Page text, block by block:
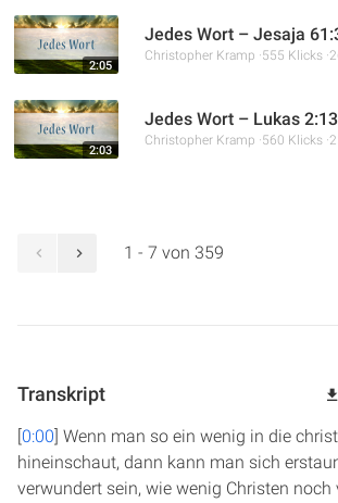
2:05
Jedes Wort – Jesaja
Christopher Kramp 555 Klicks
2:03
Jedes Wort – Lukas
Christopher Kramp 560 Klicks
1 - 7 von 359
Transkript
[0:00] Wenn man so ein wenig in die
hineinschaut, dann kann man sich
verwundert sein, wie wenig Christen noch